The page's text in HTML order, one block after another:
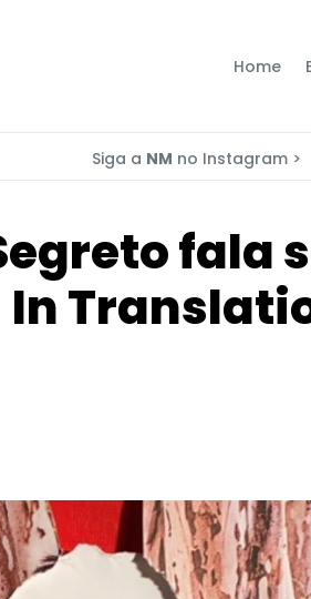
Home
Siga a NM no Instagram >
In